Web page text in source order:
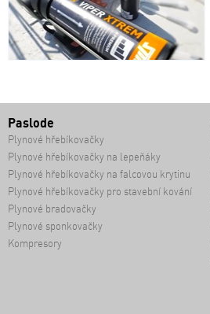
Paslode
Plynové hřebíkovačky
Plynové hřebíkovačky na lepeňáky
Plynové hřebíkovačky na falcovou krytinu
Plynové hřebíkovačky pro stavební kování
Plynové bradovačky
Plynové sponkovačky
Kompresory